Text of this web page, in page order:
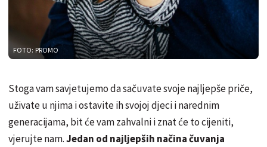
FOTO: PROMO
Stoga vam savjetujemo da sačuvate svoje najljepše priče,
uživate u njima i ostavite ih svojoj djeci i narednim
generacijama, bit će vam zahvalni i znat će to cijeniti,
vjerujte nam.Jedan od najljepših načina čuvanja